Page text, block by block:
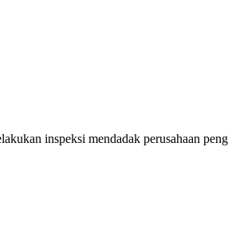
inspeksi mendadak perusahaan